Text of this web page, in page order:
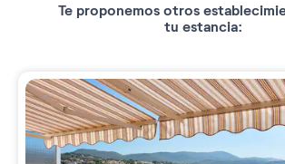
Te proponemos otros
tu estancia: